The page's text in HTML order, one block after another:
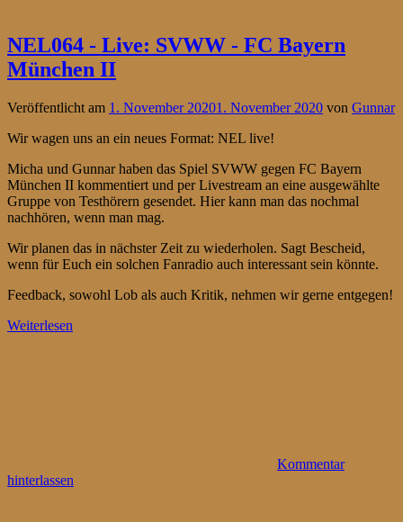
NEL064 - Live: SVWW - FC Bayern
München II
Veröffentlicht am 1. November 20201. November 2020 von Gunnar
Wir wagen uns an ein neues Format: NEL live!
Micha und Gunnar haben das Spiel SVWW gegen FC Bayern
München II kommentiert und per Livestream an eine ausgewählte
Gruppe von Testhörern gesendet. Hier kann man das nochmal
nachhören, wenn man mag.
Wir planen das in nächster Zeit zu wiederholen. Sagt Bescheid,
wenn für Euch ein solchen Fanradio auch interessant sein könnte.
Feedback, sowohl Lob als auch Kritik, nehmen wir gerne entgegen!
Weiterlesen
Kommentar
hinterlassen